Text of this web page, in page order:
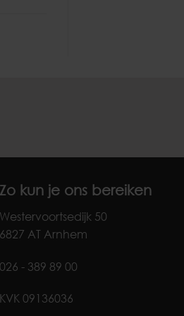
Zo kun je ons bereiken
Westervoortsedijk 50
6827 AT Arnhem
026 - 389 89 00
KVK 09136036